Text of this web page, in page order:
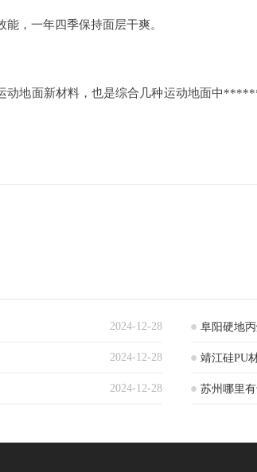
，一年四季保持面层干爽。
地面新材料，也是综合几种运动地面中
2024-12-28 阜阳硬地
2024-12-28 靖江硅PU
2024-12-28 苏州哪里